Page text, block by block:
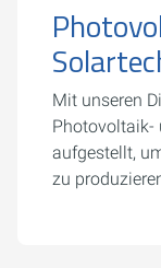
Mit unseren
Photovoltaik-
aufgestellt,
zu